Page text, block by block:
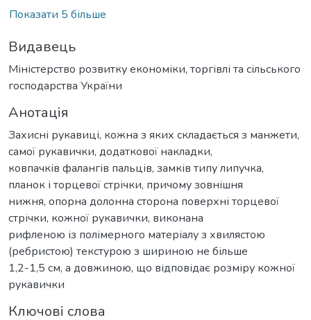
Показати 5 більше
Видавець
Міністерство розвитку економіки, торгівлі та сільського
господарства України
Анотація
Захисні рукавиці, кожна з яких складається з манжети,
самої рукавички, додаткової накладки,
ковпачків фалангів пальців, замків типу липучка,
планок і торцевої стрічки, причому зовнішня
нижня, опорна долонна сторона поверхні торцевої
стрічки, кожної рукавички, виконана
рифленою із полімерного матеріалу з хвилястою
(ребристою) текстурою з шириною не більше
1,2-1,5 см, а довжиною, що відповідає розміру кожної
рукавички
Ключові слова